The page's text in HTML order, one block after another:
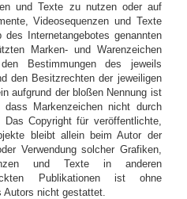
und Texte zu nutzen oder auf
Videosequenzen und Texte
Internetangebotes genannten
Marken- und Warenzeichen
Bestimmungen des jeweils
den Besitzrechten der jeweiligen
aufgrund der bloßen Nennung ist
Markenzeichen nicht durch
Copyright für veröffentlichte,
bleibt allein beim Autor der
Verwendung solcher Grafiken,
und Texte in anderen
Publikationen ist ohne
Autors nicht gestattet.